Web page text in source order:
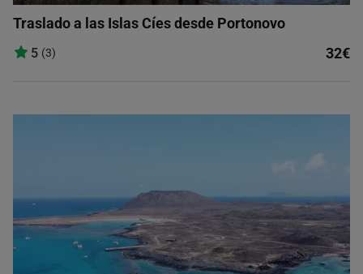
Traslado a las Islas Cíes desde Portonovo
5 (3) 32€